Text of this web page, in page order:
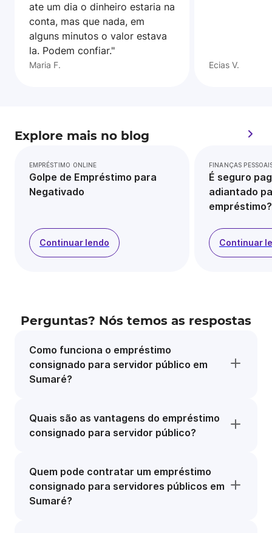
ate um dia o dinheiro estaria na
conta, mas que nada, em
alguns minutos o valor estava
la. Podem confiar."
Maria F. Ecias V.
Explore mais no blog
EMPRÉSTIMO ONLINE
Golpe de Empréstimo para
Negativado
Continuar lendo
FINANÇAS
É seguro
adiantado
empréstimo?
Continuar
Perguntas? Nós temos as respostas
Como funciona o empréstimo
consignado para servidor público em
Sumaré?
Quais são as vantagens do empréstimo
consignado para servidor público?
Quem pode contratar um empréstimo
consignado para servidores públicos em
Sumaré?